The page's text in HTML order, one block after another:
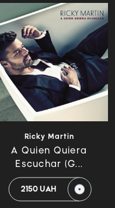
Ricky Martin
A Quien Quiera
Escuchar (G...
2150 UAH